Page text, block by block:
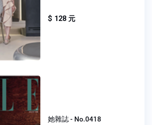
$ 128 元
她雜誌 - No.0418